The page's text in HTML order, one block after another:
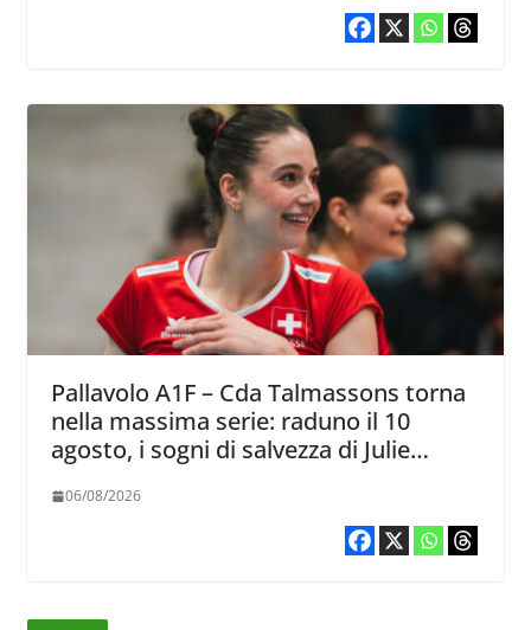
Pallavolo A1F – Cda Talmassons torna
nella massima serie: raduno il 10
agosto, i sogni di salvezza di Julie
06/08/2026